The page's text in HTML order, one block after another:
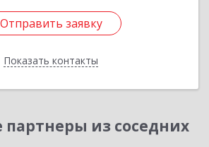
Отправить заявку
Показать контакты
Отправить заявку
Назад
из соседних